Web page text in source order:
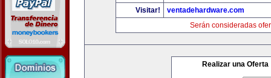
Visitar!
ventadehardware.com
Serán consideradas
Realizar una Oferta